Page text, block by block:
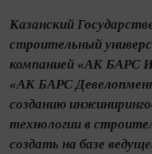
Казанский
строительный
компанией «АК БАРС
«АК БАРС
созданию
технологии в
создать на базе